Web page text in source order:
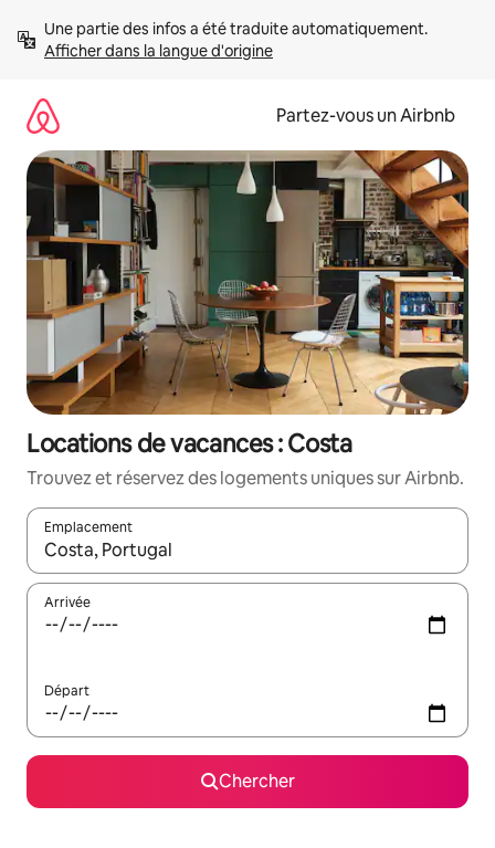
directement
Afficher dans la langue d'origine
Partez-vous un Airbnb
Locations de vacances : Costa
Trouvez et réservez des logements uniques sur Airbnb.
Emplacement
Quand les résultats sont affichés, parcourez-les en utilisant
Arrivée
Départ
Chercher